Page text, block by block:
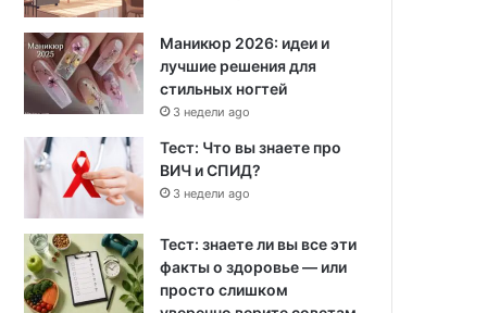
Маникюр 2026: идеи и
лучшие решения для
стильных ногтей
3 недели ago
Тест: Что вы знаете про
ВИЧ и СПИД?
3 недели ago
Тест: знаете ли вы все эти
факты о здоровье — или
просто слишком